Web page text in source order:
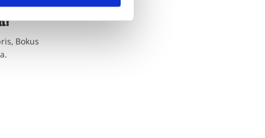
Bokus